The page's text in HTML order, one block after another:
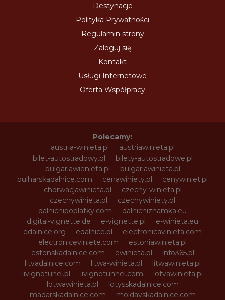
Destynacje
Polityka Prywatności
Regulamin strony
Zaloguj się
Kontakt
Usługi Internetowe
Oferta Współpracy
Polecamy:
austria-winieta.pl
austriawinieta.pl
bilet-autostradowy.pl
bilety-autostradowe.pl
bulgariawienieta.pl
bulgariawinieta.pl
bulharskadalnice.com
cenawiniety.pl
cenywiniet.pl
chorwacjawinieta.pl
czechy-winieta.pl
czechywinieta.pl
czechywiniety.pl
dalnicnipoplatky.com
dalnicniznamka.eu
digital-vignette.de
e-vignette.pl
e-winieta.eu
edalnice.org
edalnice.pl
electronicavinieta.com
electroniceviniete.com
estoniawinieta.pl
estonskadalnice.com
ewinieta.pl
info365.pl
litvadalnice.com
litwa-winieta.pl
litwawinieta.pl
livignotunel.pl
livignotunnel.com
lotvawinieta.pl
lotwawinieta.pl
lotysskadalnice.com
madarskadalnice.com
moldavskadalnice.com